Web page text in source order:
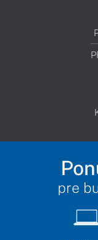
pre